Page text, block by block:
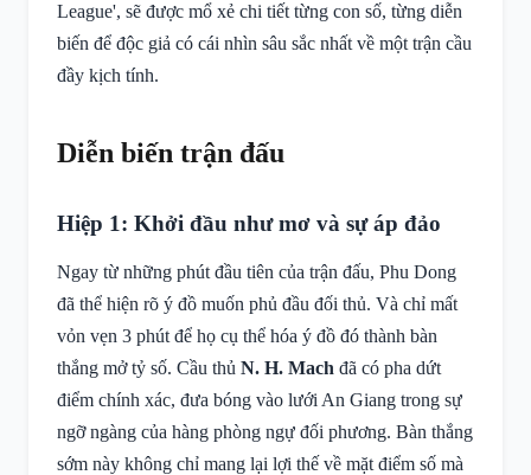
League', sẽ được mổ xẻ chi tiết từng con số, từng diễn
biến để độc giả có cái nhìn sâu sắc nhất về một trận cầu
đầy kịch tính.
Diễn biến trận đấu
Hiệp 1: Khởi đầu như mơ và sự áp đảo
Ngay từ những phút đầu tiên của trận đấu, Phu Dong
đã thể hiện rõ ý đồ muốn phủ đầu đối thủ. Và chỉ mất
vỏn vẹn 3 phút để họ cụ thể hóa ý đồ đó thành bàn
thắng mở tỷ số. Cầu thủ N. H. Mach đã có pha dứt
điểm chính xác, đưa bóng vào lưới An Giang trong sự
ngỡ ngàng của hàng phòng ngự đối phương. Bàn thắng
sớm này không chỉ mang lại lợi thế về mặt điểm số mà